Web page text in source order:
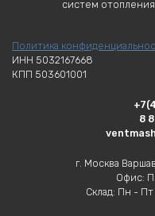
систем отопления
Политика
ИНН 5032167668
КПП 503601001
8
г. Москва
Офис:
Склад: Пн - Пт